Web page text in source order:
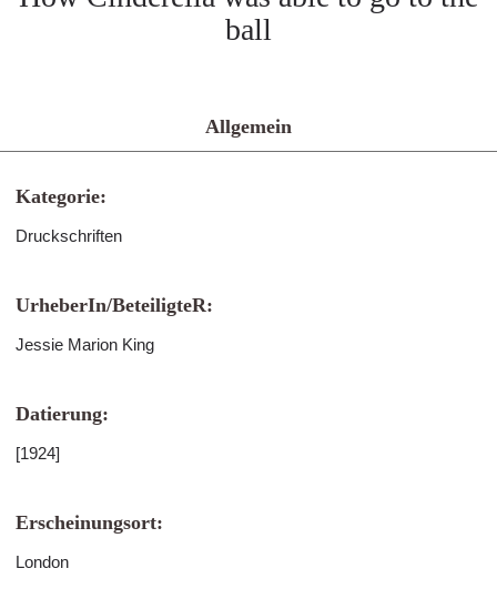
ball
Allgemein
Kategorie:
Druckschriften
UrheberIn/BeteiligteR:
Jessie Marion King
Datierung:
[1924]
Erscheinungsort:
London